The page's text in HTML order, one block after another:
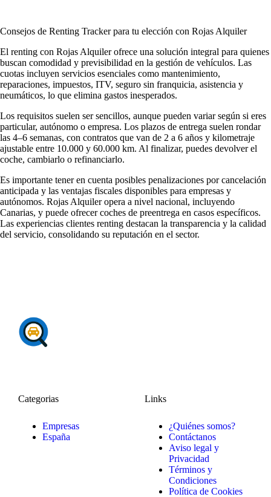
Consejos de Renting Tracker para tu elección con Rojas Alquiler
El renting con Rojas Alquiler ofrece una solución integral para quienes
buscan comodidad y previsibilidad en la gestión de vehículos. Las
cuotas incluyen servicios esenciales como mantenimiento,
reparaciones, impuestos, ITV, seguro sin franquicia, asistencia y
neumáticos, lo que elimina gastos inesperados.
Los requisitos suelen ser sencillos, aunque pueden variar según si eres
particular, autónomo o empresa. Los plazos de entrega suelen rondar
las 4–6 semanas, con contratos que van de 2 a 6 años y kilometraje
ajustable entre 10.000 y 60.000 km. Al finalizar, puedes devolver el
coche, cambiarlo o refinanciarlo.
Es importante tener en cuenta posibles penalizaciones por cancelación
anticipada y las ventajas fiscales disponibles para empresas y
autónomos. Rojas Alquiler opera a nivel nacional, incluyendo
Canarias, y puede ofrecer coches de preentrega en casos específicos.
Las experiencias clientes renting destacan la transparencia y la calidad
del servicio, consolidando su reputación en el sector.
Categorias
Empresas
España
Links
¿Quiénes somos?
Contáctanos
Aviso legal y
Privacidad
Términos y
Condiciones
Política de Cookies